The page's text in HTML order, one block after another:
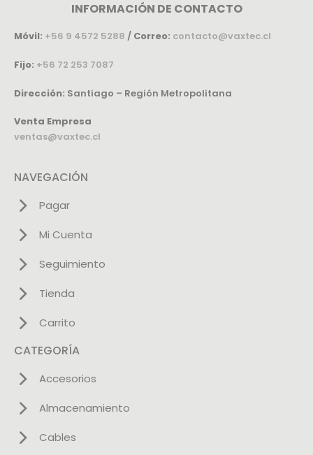
INFORMACIÓN DE CONTACTO
Móvil: +56 9 4572 5288 / Correo: contacto@vaxtec.cl
Fijo: +56 72 253 7087
Dirección: Santiago – Región Metropolitana
Venta Empresa
ventas@vaxtec.cl
NAVEGACIÓN
Pagar
Mi Cuenta
Seguimiento
Tienda
Carrito
CATEGORÍA
Accesorios
Almacenamiento
Cables